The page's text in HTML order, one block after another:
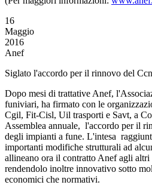
16
Maggio
2016
Anef
Siglato l'accordo per il rinnovo del
Dopo mesi di trattative Anef,
funiviari, ha firmato con le
Cgil, Fit-Cisl, Uil trasporti e Savt, a
Assemblea annuale, l'accordo per il
degli impianti a fune. L'intesa
importanti modifiche strutturali ad
allineano ora il contratto Anef agli
rendendolo inoltre innovativo sotto
economici che normativi.